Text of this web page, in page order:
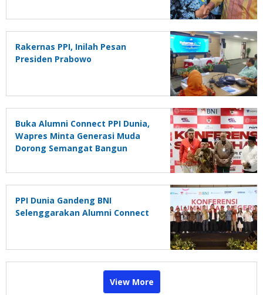
Rakernas PPI, Inilah Pesan
Presiden Prabowo
Buka Alumni Connect PPI Dunia,
Wapres Minta Generasi Muda
Dorong Semangat Bangun
PPI Dunia Gandeng BNI
Selenggarakan Alumni Connect
View More